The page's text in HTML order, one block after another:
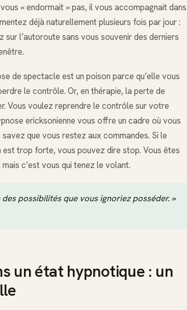
« endormait » pas, il vous accompagnait dans
déjà naturellement plusieurs fois par jour :
l’autoroute sans vous souvenir des derniers
de spectacle est un poison parce qu’elle vous
le contrôle. Or, en thérapie, la perte de
Vous voulez reprendre le contrôle sur votre
ericksonienne vous offre un cadre où vous
que vous restez aux commandes. Si le
est trop forte, vous pouvez dire stop. Vous êtes
c’est vous qui tenez le volant.
des possibilités que vous ignoriez posséder. »
un état hypnotique : un